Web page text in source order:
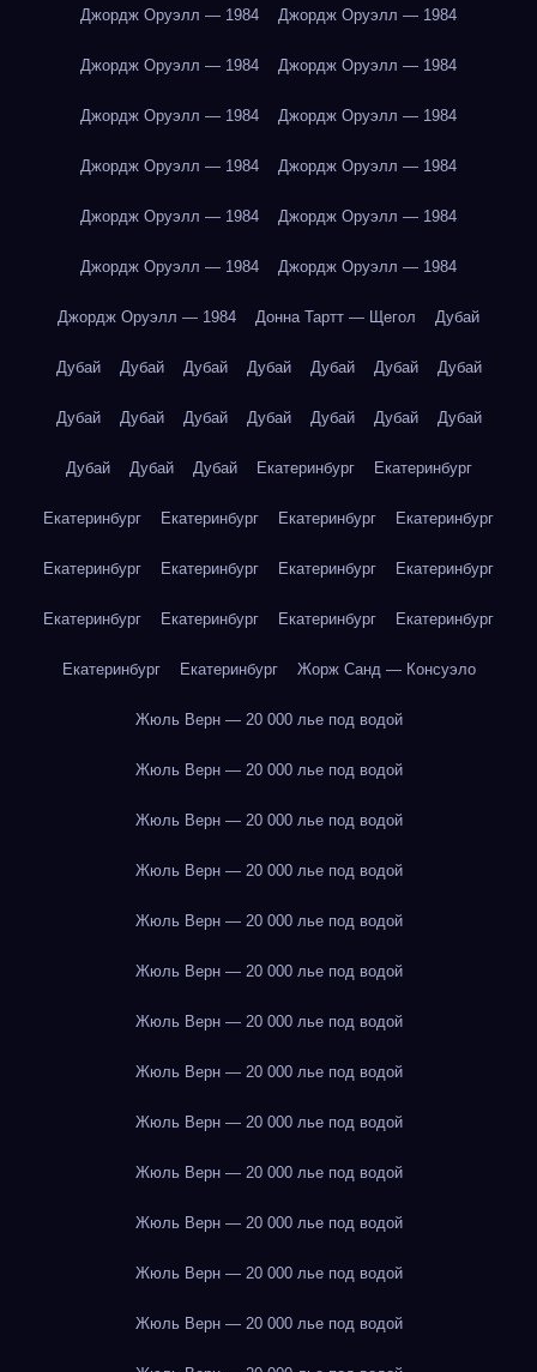
Джордж Оруэлл — 1984 Джордж Оруэлл — 1984
Джордж Оруэлл — 1984 Джордж Оруэлл — 1984
Джордж Оруэлл — 1984 Джордж Оруэлл — 1984
Джордж Оруэлл — 1984 Джордж Оруэлл — 1984
Джордж Оруэлл — 1984 Джордж Оруэлл — 1984
Джордж Оруэлл — 1984 Джордж Оруэлл — 1984
Джордж Оруэлл — 1984 Донна Тартт — Щегол Дубай
Дубай Дубай Дубай Дубай Дубай Дубай Дубай
Дубай Дубай Дубай Дубай Дубай Дубай Дубай
Дубай Дубай Дубай Екатеринбург Екатеринбург
Екатеринбург Екатеринбург Екатеринбург Екатеринбург
Екатеринбург Екатеринбург Екатеринбург Екатеринбург
Екатеринбург Екатеринбург Екатеринбург Екатеринбург
Екатеринбург Екатеринбург Жорж Санд — Консуэло
Жюль Верн — 20 000 лье под водой
Жюль Верн — 20 000 лье под водой
Жюль Верн — 20 000 лье под водой
Жюль Верн — 20 000 лье под водой
Жюль Верн — 20 000 лье под водой
Жюль Верн — 20 000 лье под водой
Жюль Верн — 20 000 лье под водой
Жюль Верн — 20 000 лье под водой
Жюль Верн — 20 000 лье под водой
Жюль Верн — 20 000 лье под водой
Жюль Верн — 20 000 лье под водой
Жюль Верн — 20 000 лье под водой
Жюль Верн — 20 000 лье под водой